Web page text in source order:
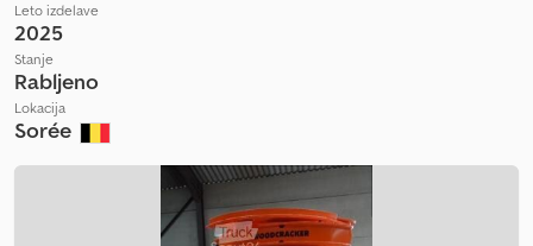
Leto izdelave
2025
Stanje
Rabljeno
Lokacija
Sorée